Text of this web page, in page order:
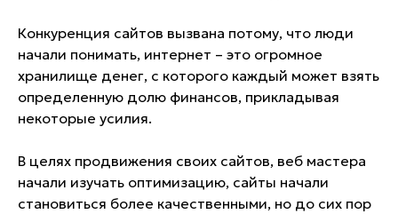
Конкуренция сайтов вызвана потому, что люди
начали понимать, интернет – это огромное
хранилище денег, с которого каждый может взять
определенную долю финансов, прикладывая
некоторые усилия.
В целях продвижения своих сайтов, веб мастера
начали изучать оптимизацию, сайты начали
становиться более качественными, но до сих пор